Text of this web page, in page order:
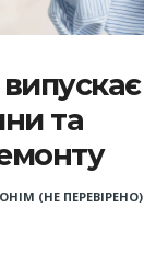
та
(НЕ ПЕРЕВІРЕНО)